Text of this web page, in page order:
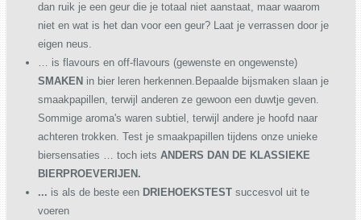
dan ruik je een geur die je totaal niet aanstaat, maar waarom
niet en wat is het dan voor een geur? Laat je verrassen door je
eigen neus.
… is flavours en off-flavours (gewenste en ongewenste)
SMAKEN in bier leren herkennen.Bepaalde bijsmaken slaan je
smaakpapillen, terwijl anderen ze gewoon een duwtje geven.
Sommige aroma's waren subtiel, terwijl andere je hoofd naar
achteren trokken. Test je smaakpapillen tijdens onze unieke
biersensaties … toch iets ANDERS DAN DE KLASSIEKE
BIERPROEVERIJEN.
... is als de beste een DRIEHOEKSTEST succesvol uit te
voeren